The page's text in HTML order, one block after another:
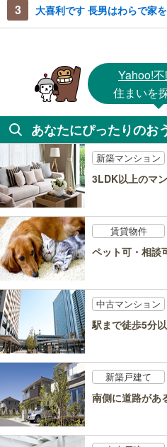
3 大喜利です 長男はわらで家
Yahoo!
住まいを
あなたにぴったりのお
新築マンション
3LDK以上のマ
賃貸物件
ペット可・相談
中古マンション
駅まで徒歩5分
新築戸建て
南側に道路があ